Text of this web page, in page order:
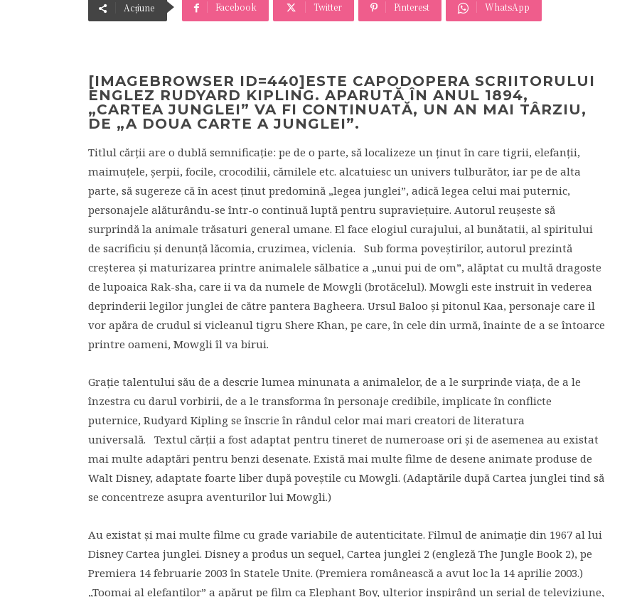
Acțiune Facebook Twitter Pinterest WhatsApp
[IMAGEBROWSER ID=440]ESTE CAPODOPERA SCRIITORULUI
ENGLEZ RUDYARD KIPLING. APARUTĂ ÎN ANUL 1894,
„CARTEA JUNGLEI” VA FI CONTINUATĂ, UN AN MAI TÂRZIU,
DE „A DOUA CARTE A JUNGLEI”.
Titlul cărții are o dublă semnificație: pe de o parte, să localizeze un ținut în care tigrii, elefanții,
maimuțele, șerpii, focile, crocodilii, cămilele etc. alcatuiesc un univers tulburător, iar pe de alta
parte, să sugereze că în acest ținut predomină „legea junglei”, adică legea celui mai puternic,
personajele alăturându-se într-o continuă luptă pentru supraviețuire. Autorul reușeste să
surprindă la animale trăsaturi general umane. El face elogiul curajului, al bunătatii, al spiritului
de sacrificiu și denunță lăcomia, cruzimea, viclenia. Sub forma poveștirilor, autorul prezintă
creșterea și maturizarea printre animalele sălbatice a „unui pui de om”, alăptat cu multă dragoste
de lupoaica Rak-sha, care ii va da numele de Mowgli (brotăcelul). Mowgli este instruit în vederea
deprinderii legilor junglei de către pantera Bagheera. Ursul Baloo și pitonul Kaa, personaje care il
vor apăra de crudul si vicleanul tigru Shere Khan, pe care, în cele din urmă, înainte de a se întoarce
printre oameni, Mowgli îl va birui.
Grație talentului său de a descrie lumea minunata a animalelor, de a le surprinde viața, de a le
înzestra cu darul vorbirii, de a le transforma în personaje credibile, implicate în conflicte
puternice, Rudyard Kipling se înscrie în rândul celor mai mari creatori de literatura
universală. Textul cărții a fost adaptat pentru tineret de numeroase ori și de asemenea au existat
mai multe adaptări pentru benzi desenate. Există mai multe filme de desene animate produse de
Walt Disney, adaptate foarte liber după poveștile cu Mowgli. (Adaptările după Cartea junglei tind să
se concentreze asupra aventurilor lui Mowgli.)
Au existat și mai multe filme cu grade variabile de autenticitate. Filmul de animație din 1967 al lui
Disney Cartea junglei. Disney a produs un sequel, Cartea junglei 2 (engleză The Jungle Book 2), pe
Premiera 14 februarie 2003 în Statele Unite. (Premiera românească a avut loc la 14 aprilie 2003.)
„Toomai al elefanților” a apărut pe film ca Elephant Boy, ulterior inspirând un serial de televiziune,